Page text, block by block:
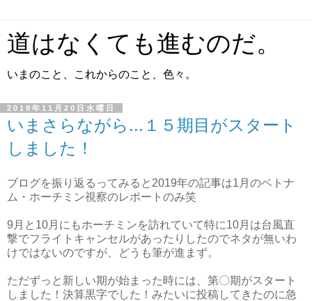
道はなくても進むのだ。
いまのこと、これからのこと、色々。
2019年11月20日水曜日
いまさらながら...１５期目がスタート
しました！
ブログを振り返るってみると2019年の記事は1月のベトナ
ム・ホーチミン視察のレポートのみ笑
9月と10月にもホーチミンを訪れていて特に10月は台風直
撃でフライトキャンセルがあったりしたのでネタが無いわ
けではないのですが、どうも筆が進まず。
ただずっと新しい期が始まった時には、第〇期がスタート
しました！決算黒字でした！みたいに投稿してきたのに急